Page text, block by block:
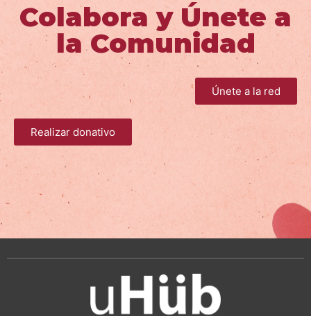
Colabora y Únete a
la Comunidad
Únete a la red
Realizar donativo